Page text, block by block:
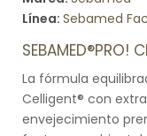
Línea: Sebamed
SEBAMED®PRO!
La fórmula
Celligent® con
envejecimiento